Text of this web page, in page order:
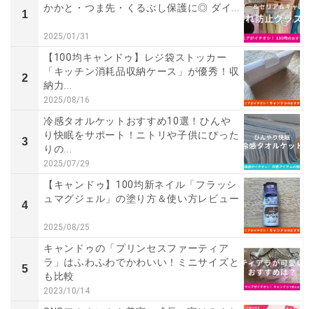
1
かかと・つま先・くるぶし保護に◎ ダイ...
2025/01/31
2
【100均キャンドゥ】レジ袋ストッカー
「キッチン消耗品収納ケース」が優秀！収
納力...
2025/08/16
3
冷感タオルケットおすすめ10選！ひんや
り快眠をサポート！ニトリや子供にぴった
りの...
2025/07/29
4
【キャンドゥ】100均新ネイル「フラッシ
ュマグジェル」の塗り方＆使い方レビュー
2025/08/25
5
キャンドゥの「プリンセスファーティア
ラ」はふわふわでかわいい！ミニサイズと
も比較
2023/10/14